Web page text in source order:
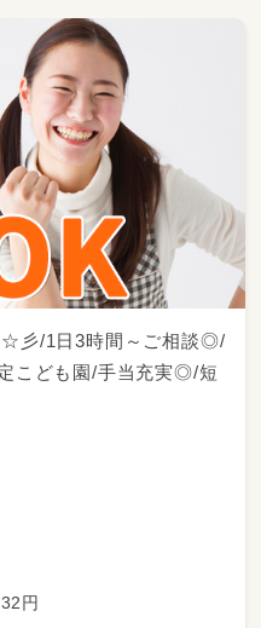
☆彡/1日3時間～ご相談◎/
こども園/手当充実◎/短
円